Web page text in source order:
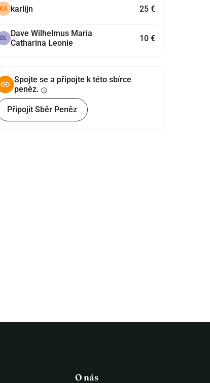
KA karlijn 25 €
DL
Dave Wilhelmus Maria
Catharina Leonie
10 €
Spojte se a připojte k této sbírce
peněz. info
Připojit Sběr Peněz
O nás